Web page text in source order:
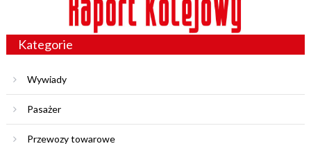
Kategorie
Wywiady
Pasażer
Przewozy towarowe